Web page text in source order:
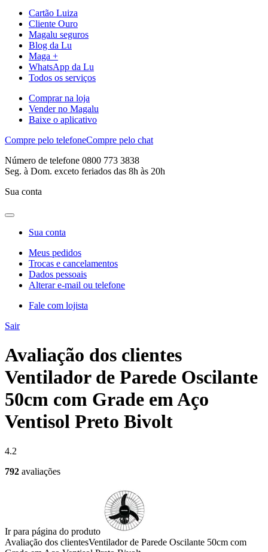
Cartão Luiza
Cliente Ouro
Magalu seguros
Blog da Lu
Maga +
WhatsApp da Lu
Todos os serviços
Comprar na loja
Vender no Magalu
Baixe o aplicativo
Compre pelo telefoneCompre pelo chat
Número de telefone 0800 773 3838
Seg. à Dom. exceto feriados das 8h às 20h
Sua conta
Sua conta
Meus pedidos
Trocas e cancelamentos
Dados pessoais
Alterar e-mail ou telefone
Fale com lojista
Sair
Avaliação dos clientes
Ventilador de Parede Oscilante
50cm com Grade em Aço
Ventisol Preto Bivolt
4.2
792 avaliações
Ir para página do produto
Avaliação dos clientesVentilador de Parede Oscilante 50cm com